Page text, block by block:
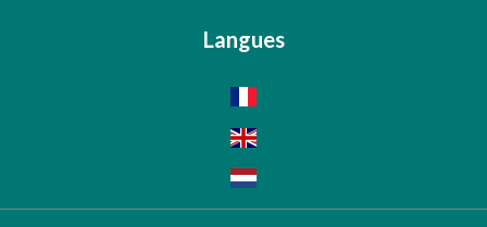
Langues